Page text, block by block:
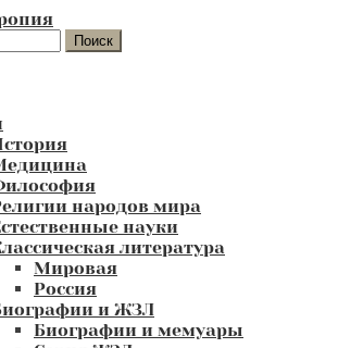
Поиск
народов мира
науки
литература
Мировая
Россия
и ЖЗЛ
Биографии и мемуары